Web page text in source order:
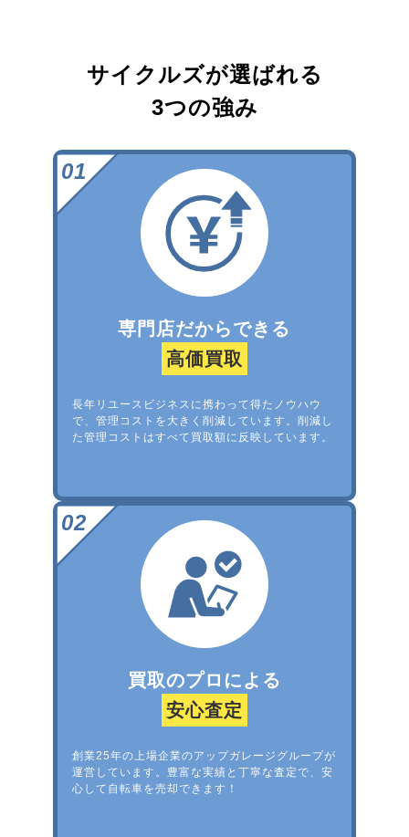
サイクルズが選ばれる
3つの強み
専門店だからできる
高価買取
長年リユースビジネスに携わって得たノウハウ
で、管理コストを大きく削減しています。削減し
た管理コストはすべて買取額に反映しています。
買取のプロによる
安心査定
創業25年の上場企業のアップガレージグループが
運営しています。豊富な実績と丁寧な査定で、安
心して自転車を売却できます！